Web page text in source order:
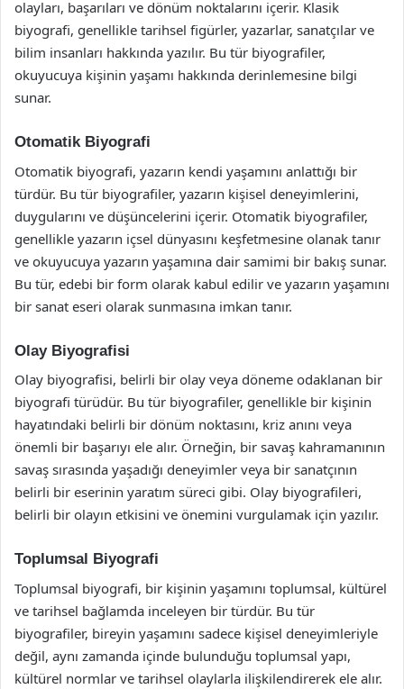
olayları, başarıları ve dönüm noktalarını içerir. Klasik
biyografi, genellikle tarihsel figürler, yazarlar, sanatçılar ve
bilim insanları hakkında yazılır. Bu tür biyografiler,
okuyucuya kişinin yaşamı hakkında derinlemesine bilgi
sunar.
Otomatik Biyografi
Otomatik biyografi, yazarın kendi yaşamını anlattığı bir
türdür. Bu tür biyografiler, yazarın kişisel deneyimlerini,
duygularını ve düşüncelerini içerir. Otomatik biyografiler,
genellikle yazarın içsel dünyasını keşfetmesine olanak tanır
ve okuyucuya yazarın yaşamına dair samimi bir bakış sunar.
Bu tür, edebi bir form olarak kabul edilir ve yazarın yaşamını
bir sanat eseri olarak sunmasına imkan tanır.
Olay Biyografisi
Olay biyografisi, belirli bir olay veya döneme odaklanan bir
biyografi türüdür. Bu tür biyografiler, genellikle bir kişinin
hayatındaki belirli bir dönüm noktasını, kriz anını veya
önemli bir başarıyı ele alır. Örneğin, bir savaş kahramanının
savaş sırasında yaşadığı deneyimler veya bir sanatçının
belirli bir eserinin yaratım süreci gibi. Olay biyografileri,
belirli bir olayın etkisini ve önemini vurgulamak için yazılır.
Toplumsal Biyografi
Toplumsal biyografi, bir kişinin yaşamını toplumsal, kültürel
ve tarihsel bağlamda inceleyen bir türdür. Bu tür
biyografiler, bireyin yaşamını sadece kişisel deneyimleriyle
değil, aynı zamanda içinde bulunduğu toplumsal yapı,
kültürel normlar ve tarihsel olaylarla ilişkilendirerek ele alır.